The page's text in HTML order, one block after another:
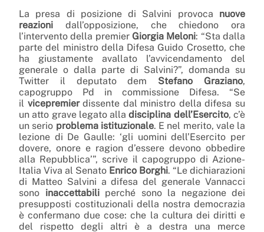
La presa di posizione di Salvini provoca nuove
reazioni dall’opposizione, che chiedono ora
l’intervento della premier Giorgia Meloni: “Sta dalla
parte del ministro della Difesa Guido Crosetto, che
ha giustamente avallato l’avvicendamento del
generale o dalla parte di Salvini?”, domanda su
Twitter il deputato dem Stefano Graziano,
capogruppo Pd in commissione Difesa. “Se
il vicepremierdissente dal ministro della difesa su
un atto grave legato alla disciplina dell’Esercito, c’è
un serio problema istituzionale. E nel merito, vale la
lezione di De Gaulle: ‘gli uomini dell’Esercito per
dovere, onore e ragion d’essere devono obbedire
alla Repubblica’”, scrive il capogruppo di Azione-
Italia Viva al Senato Enrico Borghi. “Le dichiarazioni
di Matteo Salvini a difesa del generale Vannacci
sono inaccettabiliperché sono la negazione dei
presupposti costituzionali della nostra democrazia
è confermano due cose: che la cultura dei diritti e
del rispetto degli altri è a destra una merce